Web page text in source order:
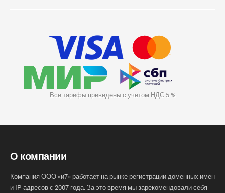
Все тарифы приведены с учетом НДС 5 %
О компании
Компания ООО «и7» работает на рынке регистрации доменных имен
и IP-адресов с 2007 года. За это время мы зарекомендовали себя